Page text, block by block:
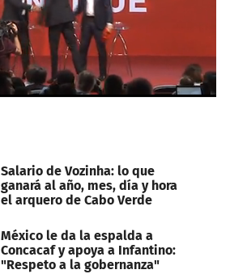
Salario de Vozinha: lo que
ganará al año, mes, día y hora
el arquero de Cabo Verde
México le da la espalda a
Concacaf y apoya a Infantino:
"Respeto a la gobernanza"